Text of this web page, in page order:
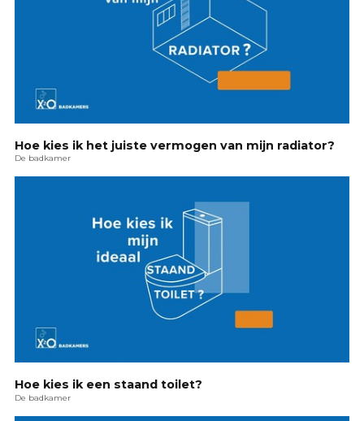
Hoe kies ik het juiste vermogen van mijn radiator?
De badkamer
Hoe kies ik een staand toilet?
De badkamer